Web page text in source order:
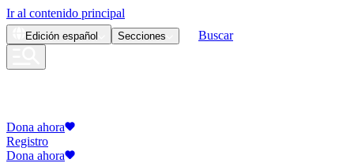
Ir al contenido principal
Edición español Secciones Buscar
Dona ahora
Registro
Dona ahora